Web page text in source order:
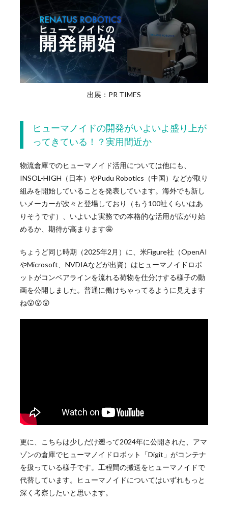
出展：PR TIMES
ヒューマノイドの開発がいよいよ盛り上が
ってきている！？実用間近か
物流倉庫でのヒューマノイド活用については他にも、
INSOL-HIGH（日本）やPudu Robotics（中国）などが取り
組みを開始していることを発表しています。海外でも新し
いメーカーが次々と登場しており（もう100社くらいはあ
りそうです）、いよいよ実務での本格的な活用が広がり始
めるか、期待が高まります🤩
ちょうど同じ時期（2025年2月）に、米Figure社（OpenAI
やMicrosoft、NVDIAなどが出資）はヒューマノイドロボ
ットがコンベアラインを流れる荷物を仕分けする様子の動
画を公開しました。普通に働けちゃってるように見えます
ね😮😮😮
更に、こちらは少しだけ遡って2024年に公開された、アマ
ゾンの倉庫でヒューマノイドロボット「Digit」がコンテナ
を扱っている様子です。工程間の搬送をヒューマノイドで
代替しています。ヒューマノイドについてはいずれもっと
深く考察したいと思います。